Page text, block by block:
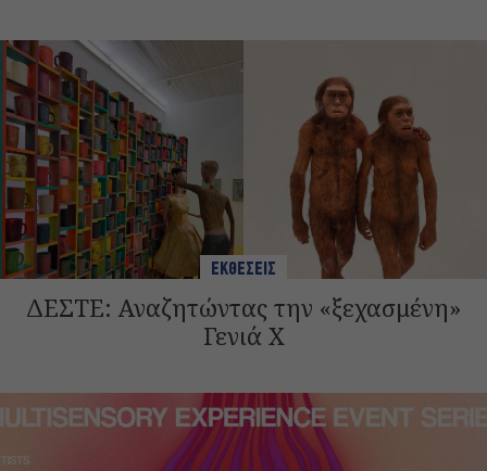
ΕΚΘΕΣΕΙΣ
ΔΕΣΤΕ: Αναζητώντας την «ξεχασμένη»
Γενιά Χ